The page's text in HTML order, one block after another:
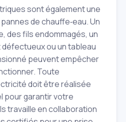
sont également une
de chauffe‑eau. Un
des fils endommagés, un
ou un tableau
peuvent empêcher
Toute
doit être réalisée
pour garantir votre
travaille en collaboration